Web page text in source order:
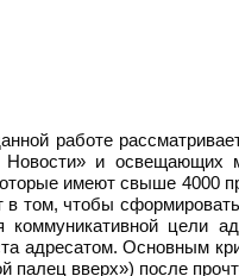
работе
и освещающих
имеют свыше 4000
в том, чтобы
коммуникативной цели
адресатом. Основным
палец вверх») после